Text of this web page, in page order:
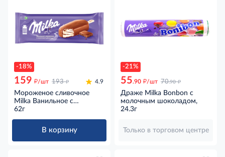
-18%
159 д/шт 193 д 4.9
Мороженое сливочное
Milka Ванильное с
шоколадным соусом
62г
В корзину
-21%
55.90 д/шт 70.90 д
Драже Milka Bonbon с
молочным шоколадом,
24.3г
Только в торговом центре